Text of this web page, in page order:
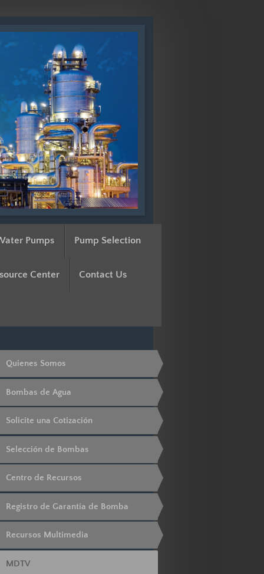
Pumps Pump Selection
Center Contact Us
Quienes Somos
Bombas de Agua
Solicite una Cotización
Selección de Bombas
Centro de Recursos
Registro de Garantía de Bomba
Recursos Multimedia
MDTV